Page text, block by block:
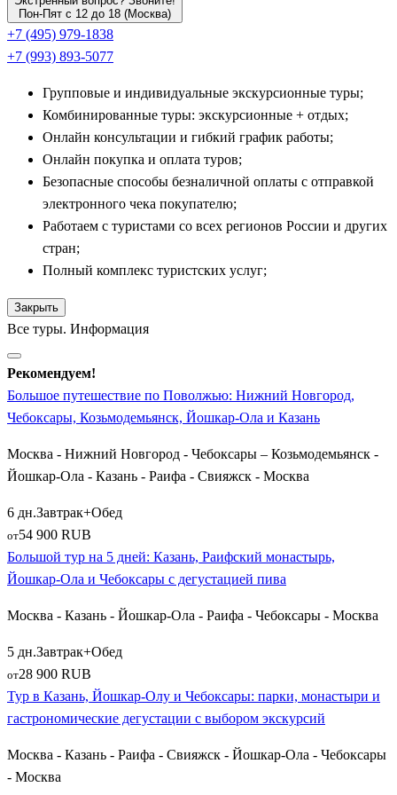
экскурсии в археологический заповедник
Великий город) и тихий литературный
сохранивший первозданную купеческую застройку XIX века.
Соседние республики Поволжья: Йошкар-Ола и
Чебоксары
Современные многодневные программы из Москвы часто
строятся по принципу гранд-туров, позволяя в рамках одной
поездки увидеть сразу несколько национальных республик
России. Главными спутниками татарских маршрутов
являются:
Эл, удивляющая туристов своей эклектичной
архитектурой. Группа посещает набережную Брюгге в
кремль и наблюдает за уникальными часами с
шагающими фигурами апостолов, дегустируя
марийские трехслойные блины;
раскинувшаяся на волжских заливах. Экскурсия
включает прогулку по пешеходному бульвару купца
Ефремова, осмотр монумента Матери-Покровительнице
и знакомство с традициями чувашского пивоварения и
вышивки;
Исторический купеческий городокКозьмодемьянск
романа «12 стульев», где группа посещает
этнографический музей под открытым небом.
Путь через древнюю Русь: Владимирский и
Рязанский тракты
Автобусные туры из Москвы в Татарстан — это настоящее
дорожное приключение, маршрут которого проходит через
Пон-Пят с 12 до 18 (Москва)
+7 (495) 979-1838
+7 (993) 893-5077
Групповые и индивидуальные экскурсионные туры;
Комбинированные туры: экскурсионные + отдых;
Онлайн консультации и гибкий график работы;
Онлайн покупка и оплата туров;
Безопасные способы безналичной оплаты с отправкой
электронного чека покупателю;
Работаем с туристами со всех регионов России и других
стран;
Полный комплекс туристских услуг;
Закрыть
Все туры. Информация
Рекомендуем!
Большое путешествие по Поволжью: Нижний Новгород,
Чебоксары, Козьмодемьянск, Йошкар-Ола и Казань
Москва - Нижний Новгород - Чебоксары – Козьмодемьянск -
Йошкар-Ола - Казань - Раифа - Свияжск - Москва
6 дн.Завтрак+Обед
от54 900 RUB
Большой тур на 5 дней: Казань, Раифский монастырь,
Йошкар-Ола и Чебоксары с дегустацией пива
Москва - Казань - Йошкар-Ола - Раифа - Чебоксары - Москва
5 дн.Завтрак+Обед
от28 900 RUB
Тур в Казань, Йошкар-Олу и Чебоксары: парки, монастыри и
гастрономические дегустации с выбором экскурсий
Москва - Казань - Раифа - Свияжск - Йошкар-Ола - Чебоксары
- Москва